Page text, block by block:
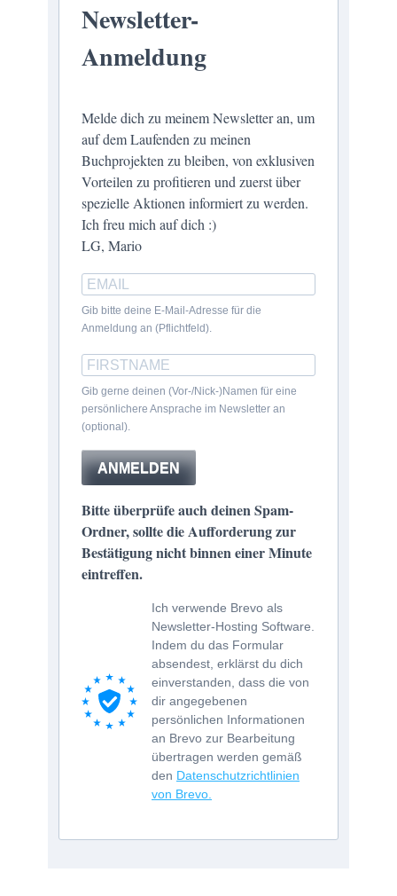
Newsletter-
Anmeldung
Melde dich zu meinem Newsletter an, um
auf dem Laufenden zu meinen
Buchprojekten zu bleiben, von exklusiven
Vorteilen zu profitieren und zuerst über
spezielle Aktionen informiert zu werden.
Ich freu mich auf dich :)
LG, Mario
Gib bitte deine E-Mail-Adresse für die
Anmeldung an (Pflichtfeld).
Gib gerne deinen (Vor-/Nick-)Namen für eine
persönlichere Ansprache im Newsletter an
(optional).
ANMELDEN
Bitte überprüfe auch deinen Spam-
Ordner, sollte die Aufforderung zur
Bestätigung nicht binnen einer Minute
eintreffen.
Ich verwende Brevo als
Newsletter-Hosting Software.
Indem du das Formular
absendest, erklärst du dich
einverstanden, dass die von
dir angegebenen
persönlichen Informationen
an Brevo zur Bearbeitung
übertragen werden gemäß
den Datenschutzrichtlinien
von Brevo.